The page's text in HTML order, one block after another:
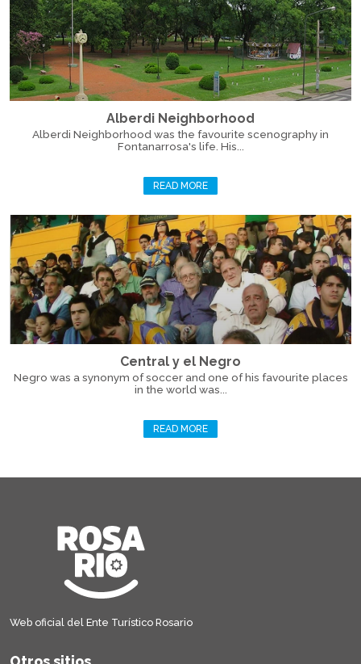
Alberdi Neighborhood
Alberdi Neighborhood was the favourite scenography in
Fontanarrosa's life. His...
READ MORE
Central y el Negro
Negro was a synonym of soccer and one of his favourite places
in the world was...
READ MORE
Web oficial del Ente Turístico Rosario